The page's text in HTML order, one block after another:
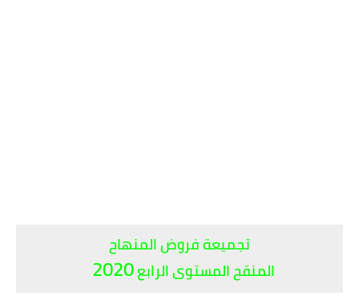
تجميعة فروض المنهاح
المنقحالمستوىالرابع2020